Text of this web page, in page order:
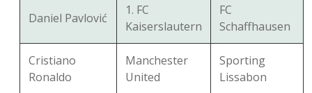
Daniel Pavlović
1. FC
Kaiserslautern
FC
Schaffhausen
Cristiano
Ronaldo
Manchester
United
Sporting
Lissabon